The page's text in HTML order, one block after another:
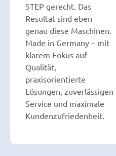
STEP gerecht. Das
Resultat sind eben
genau diese Maschinen.
Made in Germany – mit
klarem Fokus auf
Qualität,
praxisorientierte
Lösungen, zuverlässigen
Service und maximale
Kundenzufriedenheit.